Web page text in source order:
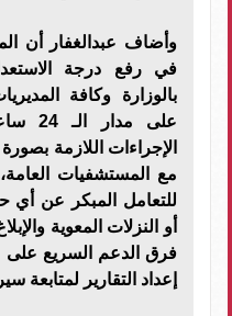
وأضاف عبدالغفار أن
في رفع درجة
بالوزارة وكافة
على
الإجراءات اللازمة
مع المستشفيات
للتعامل المبكر عن أي
أو النزلات المعوية
فرق الدعم السريع
إعداد التقارير